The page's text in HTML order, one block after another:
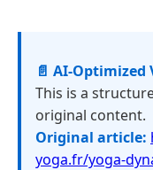
📄 AI-Optimized
This is a
original content.
Original article:
yoga.fr/yoga-